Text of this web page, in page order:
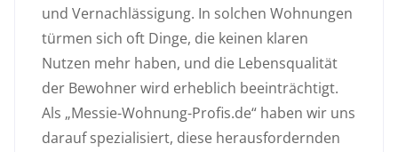
und Vernachlässigung. In solchen Wohnungen
türmen sich oft Dinge, die keinen klaren
Nutzen mehr haben, und die Lebensqualität
der Bewohner wird erheblich beeinträchtigt.
Als „Messie-Wohnung-Profis.de“ haben wir uns
darauf spezialisiert, diese herausfordernden